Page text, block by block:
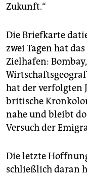
Zukunft.“
Die Briefkarte
zwei Tagen hat
Zielhafen:
hat der verfolgten
britische
nahe und bleibt
Versuch der
Die letzte
schließlich daran